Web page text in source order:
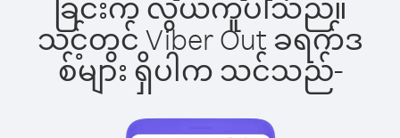
ခြင်းက လွယ်ကူပါသည်။
သင့်တွင် Viber Out ခရက်ဒ
စ်များ ရှိပါက သင်သည်-